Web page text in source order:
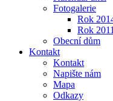
Fotogalerie
Rok
Rok 2011
Obecní dům
Kontakt
Kontakt
Napište nám
Mapa
Odkazy